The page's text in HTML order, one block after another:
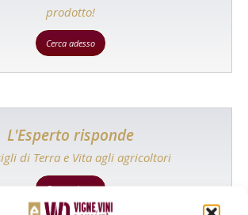
prodotto!
Cerca adesso
L'Esperto risponde
di Terra e Vita agli agricoltori
Cerca adesso